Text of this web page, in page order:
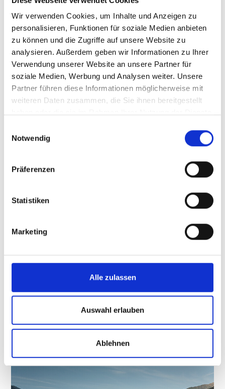
Wir verwenden Cookies, um Inhalte und Anzeigen zu
personalisieren, Funktionen für soziale Medien anbieten
zu können und die Zugriffe auf unsere Website zu
analysieren. Außerdem geben wir Informationen zu Ihrer
Verwendung unserer Website an unsere Partner für
soziale Medien, Werbung und Analysen weiter. Unsere
Partner führen diese Informationen möglicherweise mit
weiteren Daten zusammen, die Sie ihnen bereitgestellt
Notwendig
Präferenzen
Statistiken
Marketing
Alle zulassen
Auswahl erlauben
Ablehnen
HISTORIC HOMES ZAFIG
Zafigweg 4
3902139021 Latsch
Tel.+39 346 3507488
info@historic-homes.it
Mehr erfahren
Schlossstrasse 50
+39 0473 742135
ferien.kiem@rolmail.net